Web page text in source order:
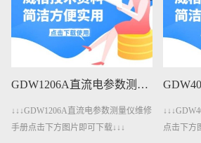
GDW1206A直流电参数测量仪维修手册下载
↓↓↓GDW1206A直流电参数测量仪维修
手册点击下方图片即可下载↓↓↓
点击下方